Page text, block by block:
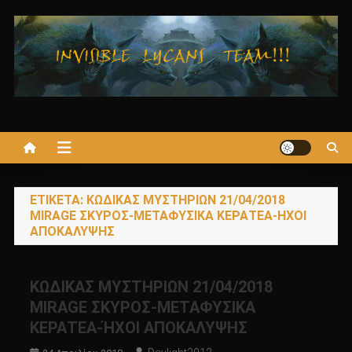
στο
περιεχόμενο
ΕΤΙΚΈΤΑ: ΚΩΔΙΚΑΣ ΜΥΣΤΗΡΙΩΝ 21/04/2018
MIRAGE ΣΚΥΡΟΣ-ΜΕΤΑΦΥΣΙΚΑ ΚΕΡΑΤΕΑ-ΉΧΟΙ
ΑΠΟΚΑΛΥΨΗΣ
ΚΩΔΙΚΑΣ ΜΥΣΤΗΡΙΩΝ 21/04/2018
MIRAGE ΣΚΥΡΟΣ-ΜΕΤΑΦΥΣΙΚΑ
ΚΕΡΑΤΕΑ-ΉΧΟΙ ΑΠΟΚΑΛΥΨΗΣ